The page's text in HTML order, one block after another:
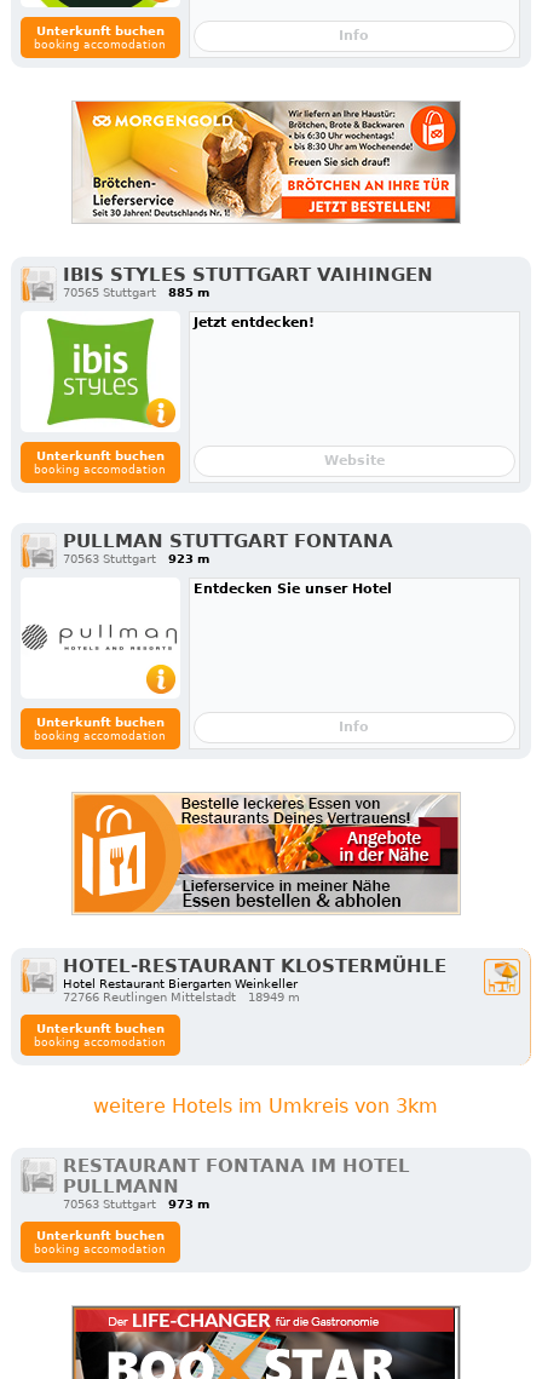
Unterkunft buchen
booking accomodation
Info
IBIS STYLES STUTTGART VAIHINGEN
70565 Stuttgart 885 m
Unterkunft buchen
booking accomodation
Jetzt entdecken!
Website
PULLMAN STUTTGART FONTANA
70563 Stuttgart 923 m
Unterkunft buchen
booking accomodation
Entdecken Sie unser Hotel
Info
HOTEL-RESTAURANT KLOSTERMÜHLE
Hotel Restaurant Biergarten Weinkeller
72766 Reutlingen Mittelstadt
18949 m
Unterkunft buchen
booking accomodation
weitere Hotels im Umkreis von 3km
RESTAURANT FONTANA IM HOTEL
PULLMANN
70563 Stuttgart 973 m
Unterkunft buchen
booking accomodation